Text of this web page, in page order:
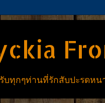
กๆท่านที่รักสับปะรดหน